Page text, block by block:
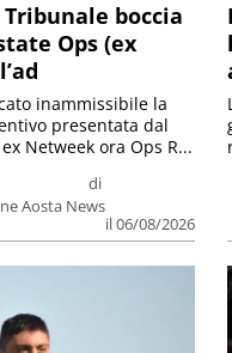
boccia
Ops (ex
di
Aosta News
il 06/08/2026
inammissibile la
presentata dal
Netweek ora Ops R...